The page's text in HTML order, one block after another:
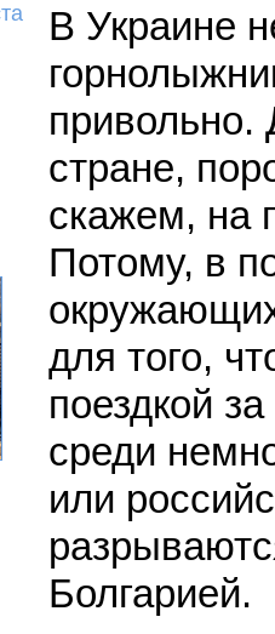
В Украине
привольно.
стране,
скажем, на
Потому, в
для того,
поездкой
среди
или
Болгарией.